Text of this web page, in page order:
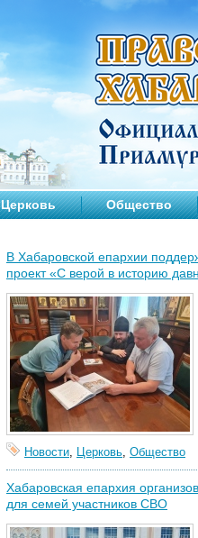
Церковь Общество
В Хабаровской епархии
проект «С верой в историю
Новости, Церковь, Общество
Хабаровская епархия
для семей участников СВО